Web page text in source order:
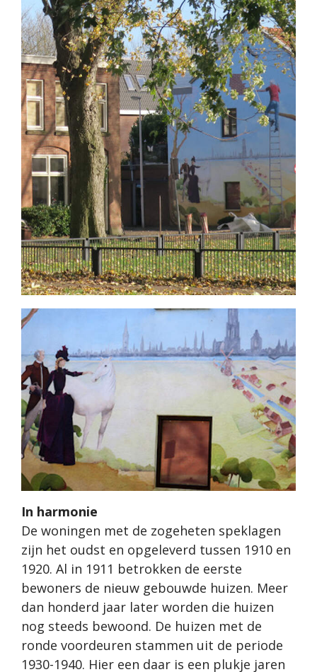
In harmonie
De woningen met de zogeheten speklagen
zijn het oudst en opgeleverd tussen 1910 en
1920. Al in 1911 betrokken de eerste
bewoners de nieuw gebouwde huizen. Meer
dan honderd jaar later worden die huizen
nog steeds bewoond. De huizen met de
ronde voordeuren stammen uit de periode
1930-1940. Hier een daar is een plukje jaren